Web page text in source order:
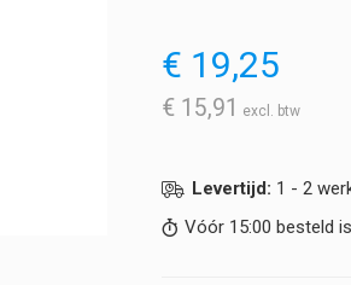
€ 19,25
€ 15,91
Levertijd: 1 - 2
Vóór 15:00 besteld